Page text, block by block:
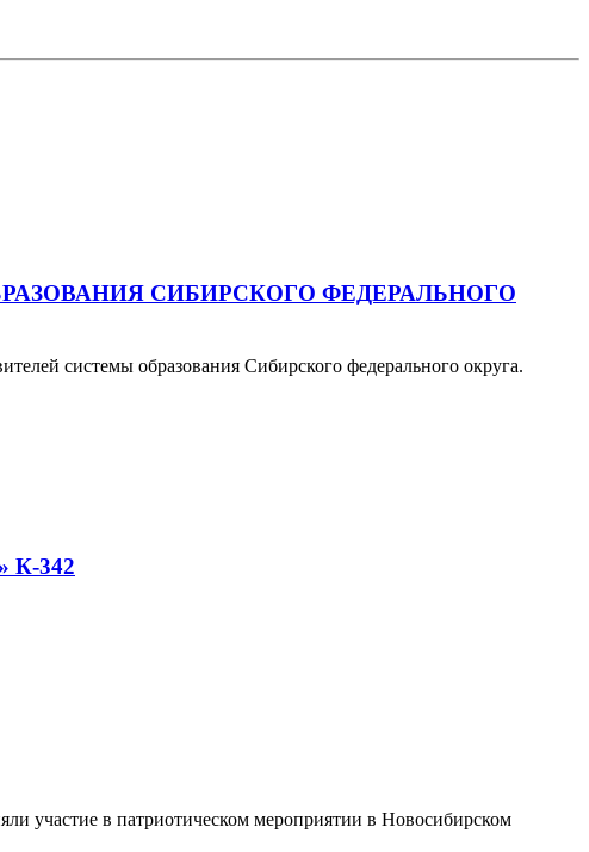
СИБИРСКОГО ФЕДЕРАЛЬНОГО
системы образования Сибирского федерального округа.
342
участие в патриотическом мероприятии в Новосибирском